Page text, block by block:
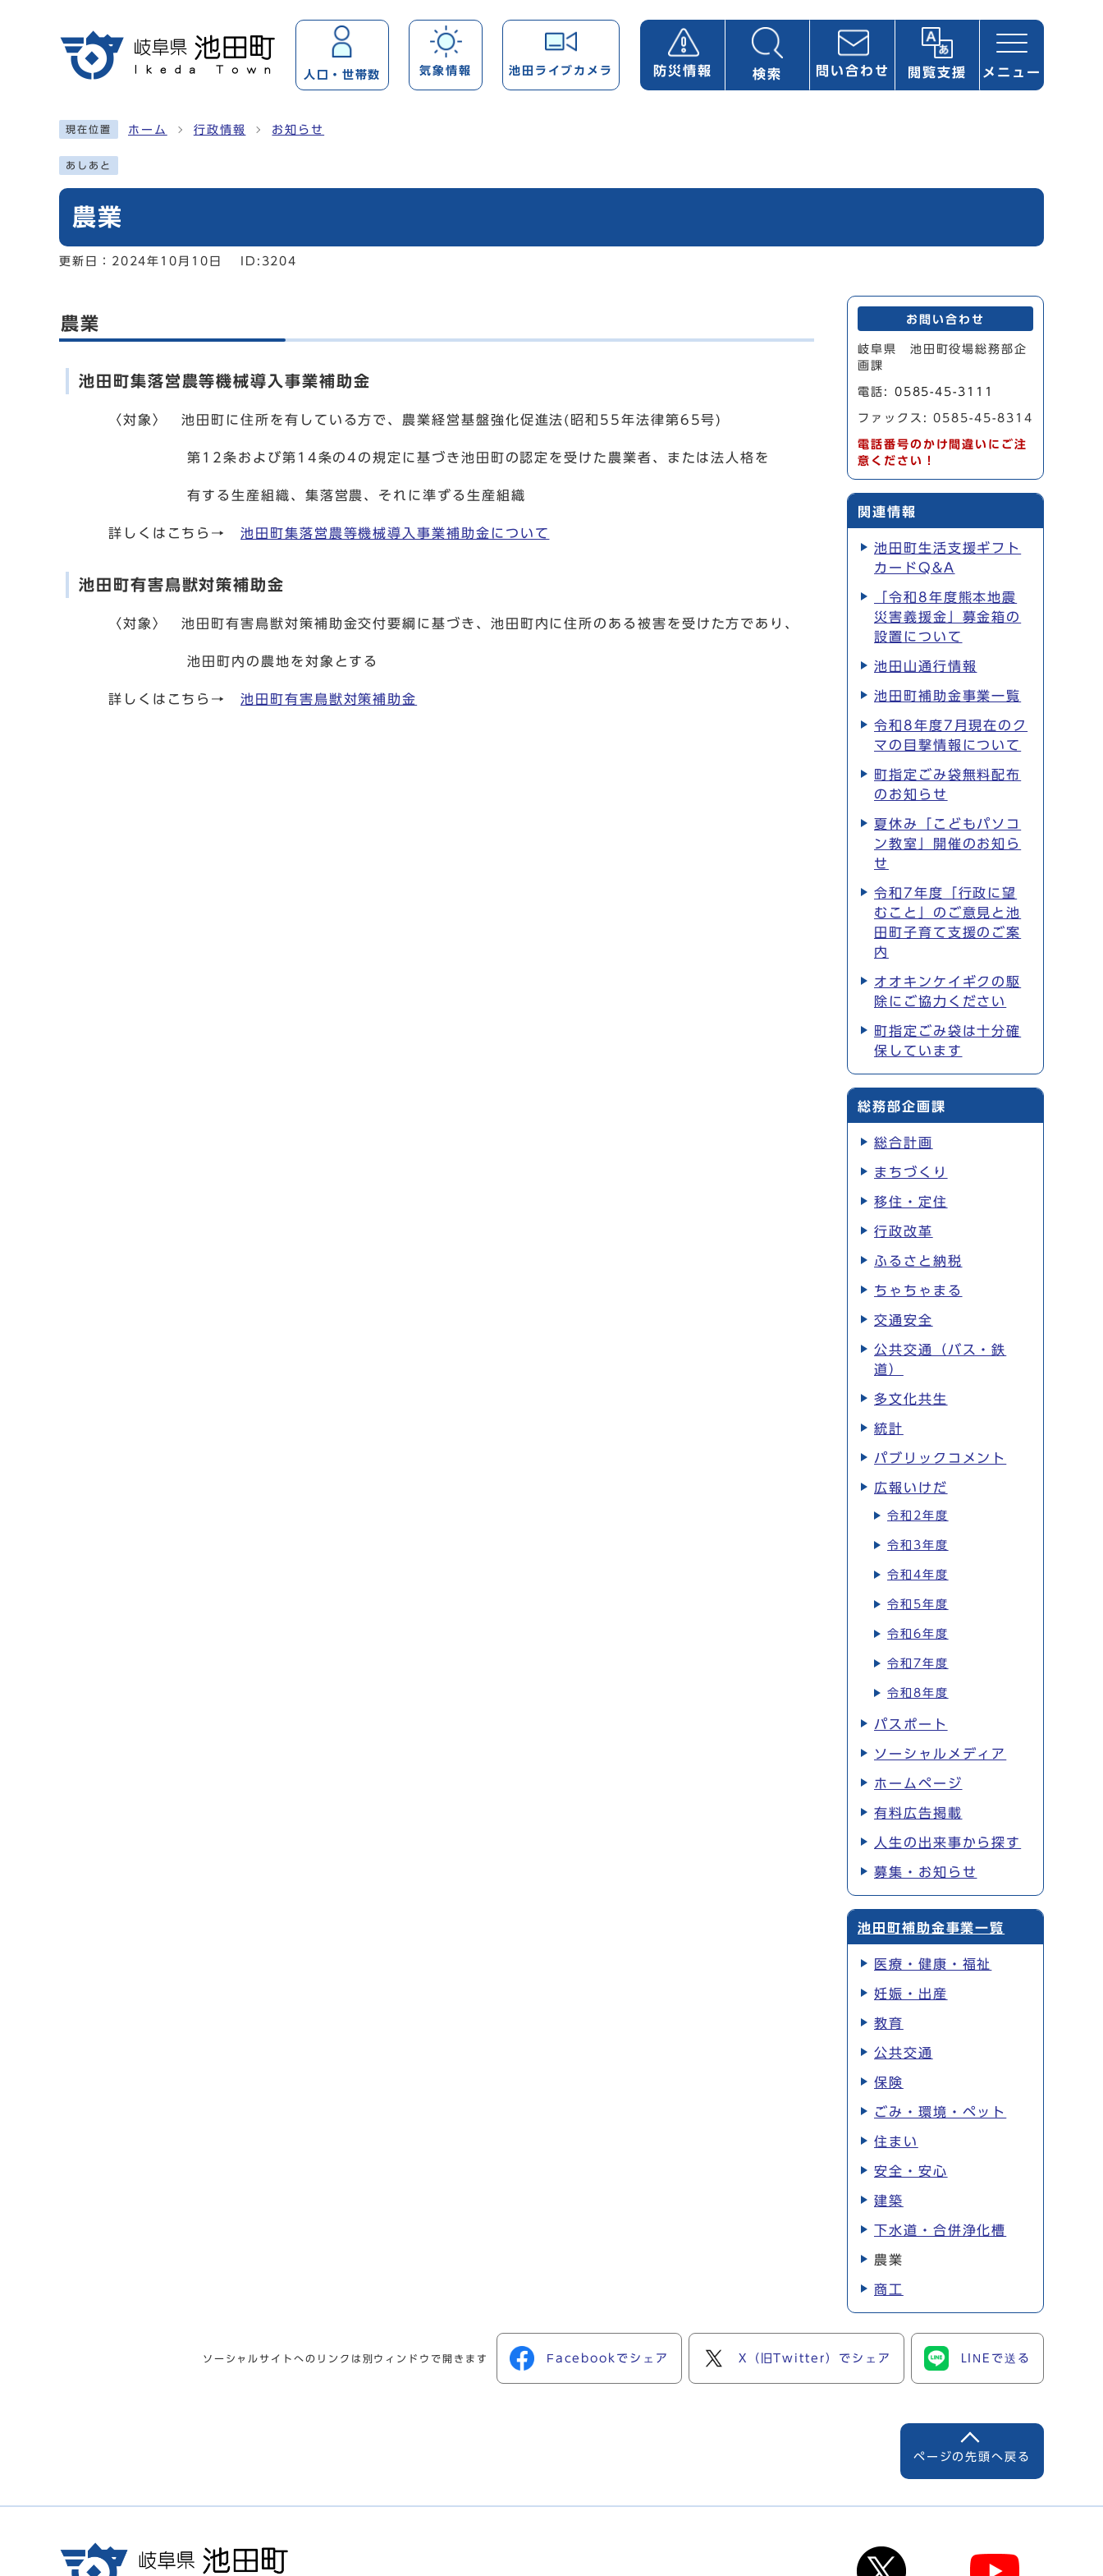
人口・世帯数 気象情報 池田ライブカメラ 防災情報 検索 問い合わせ 閲覧支援 メニュー
ここから本文です
現在位置 ホーム 行政情報 お知らせ
あしあと
農業
更新日： 2024年10月10日 ID:3204
農業
池田町集落営農等機械導入事業補助金
〈対象〉 池田町に住所を有している方で、農業経営基盤強化促進法(昭和55年法律第65号)
第12条および第14条の4の規定に基づき池田町の認定を受けた農業者、または法人格を
有する生産組織、集落営農、それに準ずる生産組織
詳しくはこちら→池田町集落営農等機械導入事業補助金について
池田町有害鳥獣対策補助金
〈対象〉 池田町有害鳥獣対策補助金交付要綱に基づき、池田町内に住所のある被害を受けた方であり、
池田町内の農地を対象とする
詳しくはこちら→池田町有害鳥獣対策補助金
お問い合わせ
岐阜県 池田町役場総務部企
画課
電話: 0585-45-3111
ファックス: 0585-45-8314
電話番号のかけ間違いにご注
意ください！
関連情報
池田町生活支援ギフト
カードQ&A
「令和8年度熊本地震
災害義援金」募金箱の
設置について
池田山通行情報
池田町補助金事業一覧
令和8年度7月現在のク
マの目撃情報について
町指定ごみ袋無料配布
のお知らせ
夏休み「こどもパソコ
ン教室」開催のお知ら
せ
令和7年度「行政に望
むこと」のご意見と池
田町子育て支援のご案
内
オオキンケイギクの駆
除にご協力ください
町指定ごみ袋は十分確
保しています
総務部企画課
総合計画
まちづくり
移住・定住
行政改革
ふるさと納税
ちゃちゃまる
交通安全
公共交通（バス・鉄
道）
多文化共生
統計
パブリックコメント
広報いけだ
令和2年度
令和3年度
令和4年度
令和5年度
令和6年度
令和7年度
令和8年度
パスポート
ソーシャルメディア
ホームページ
有料広告掲載
人生の出来事から探す
募集・お知らせ
池田町補助金事業一覧
医療・健康・福祉
妊娠・出産
教育
公共交通
保険
ごみ・環境・ペット
住まい
安全・安心
建築
下水道・合併浄化槽
農業
商工
ソーシャルサイトへのリンクは別ウィンドウで開きます Facebookでシェア X（旧Twitter）でシェア LINEで送る
ページの先頭へ戻る